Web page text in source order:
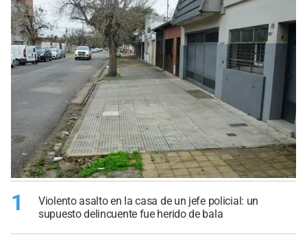
1
Violento asalto en la casa de un jefe policial: un
supuesto delincuente fue herido de bala